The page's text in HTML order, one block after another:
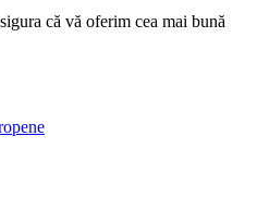
că vă oferim cea mai bună